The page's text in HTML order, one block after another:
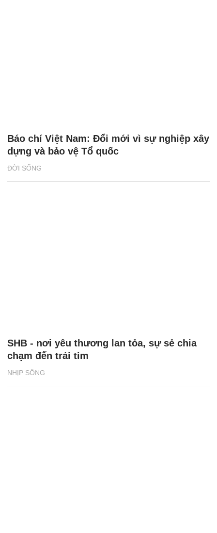
ĐỜI SỐNG
Báo chí Việt Nam: Đổi mới vì sự nghiệp xây
dựng và bảo vệ Tổ quốc
NHỊP SỐNG
SHB - nơi yêu thương lan tỏa, sự sẻ chia
chạm đến trái tim